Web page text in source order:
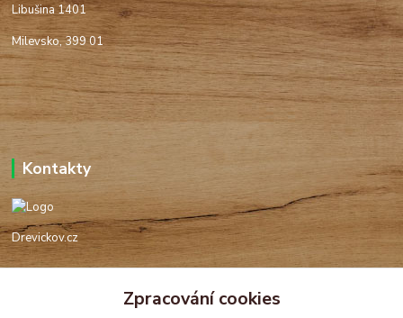
Libušina 1401
Milevsko, 399 01
Kontakty
Drevickov.cz
+420 732 488 676Zpracování cookies